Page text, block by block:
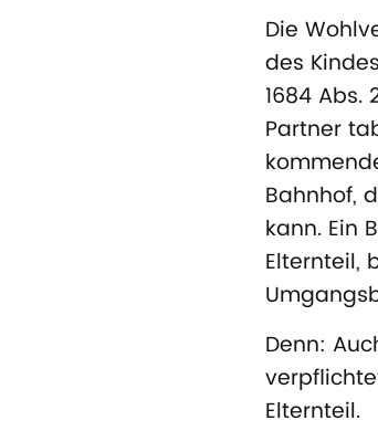
Die
des
1684
Partner
Bahnhof,
kann. Ein
Elternteil,
Denn:
Elternteil.